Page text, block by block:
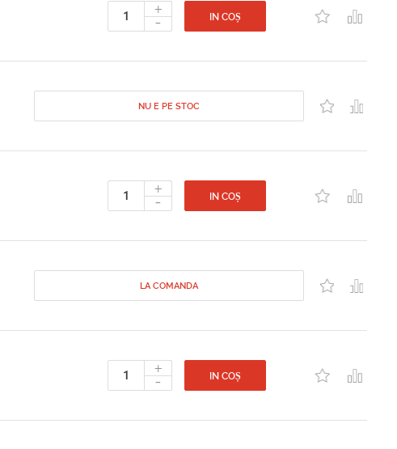
+
- IN COȘ
NU E PE STOC
+
- IN COȘ
LA COMANDA
+
- IN COȘ